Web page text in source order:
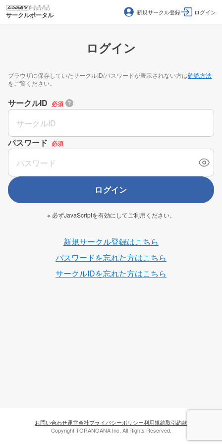
サークルポータル 新規サークル登録 ログイン
ログイン
ブラウザに保存していたサークルID/パスワードが表示されない方は確認方法
をご覧ください。
サークルID 必須
パスワード 必須
ログイン
※ 必ずJavaScriptを有効にしてご利用ください。
新規サークル登録はこちら
パスワードを忘れた方はこちら
サークルIDを忘れた方はこちら
お問い合わせ運営会社プライバシーポリシー利用規約取引約款
Copyright TORANOANA Inc, All Rights Reserved.